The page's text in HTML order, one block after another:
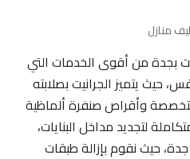
بجدة من أقوى الخدمات التي
يتميز الجرانيت بصلابته
وأقراص صنفرة ألماظية
لتجديد مداخل البنايات،
حيث نقوم بإزالة طبقات